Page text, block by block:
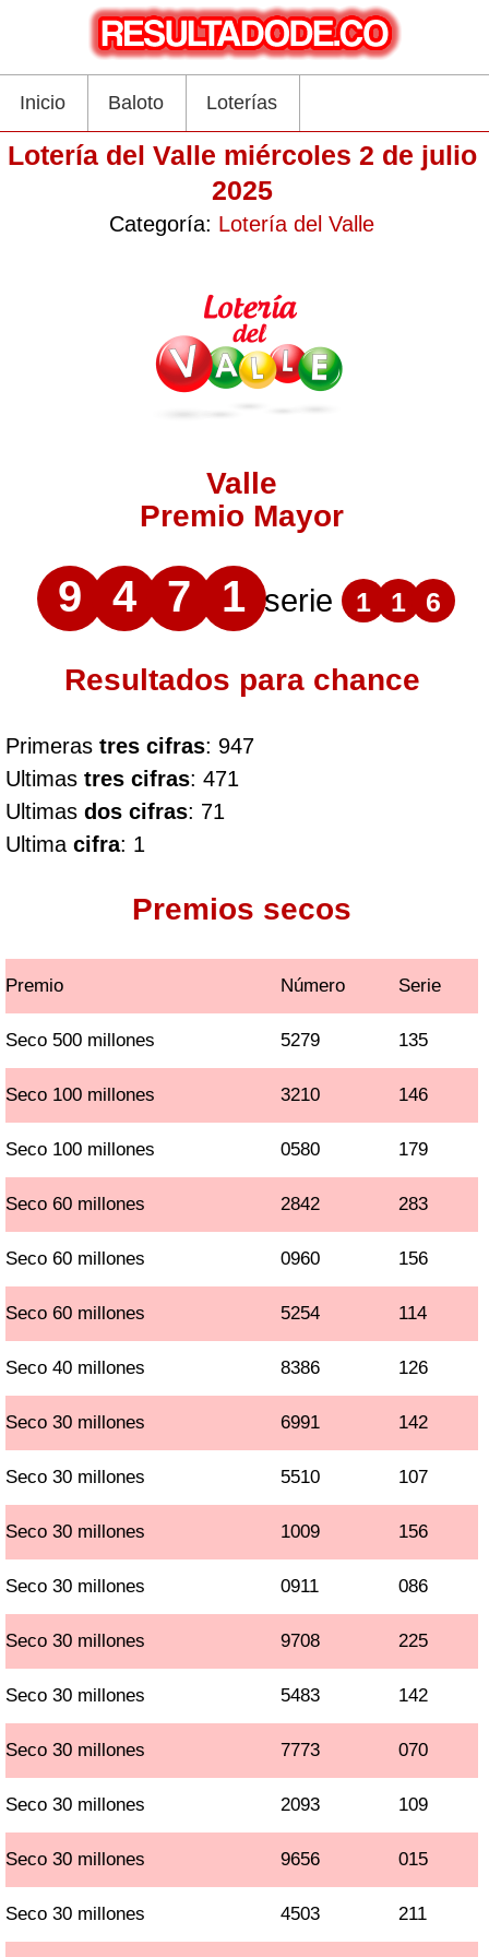
Inicio Baloto Loterías
Lotería del Valle miércoles 2 de julio
2025
Categoría: Lotería del Valle
Valle
Premio Mayor
9 4 7 1 serie 1 1 6
Resultados para chance
Primeras tres cifras: 947
Ultimas tres cifras: 471
Ultimas dos cifras: 71
Ultima cifra: 1
Premios secos
Premio Número Serie
Seco 500 millones 5279 135
Seco 100 millones 3210 146
Seco 100 millones 0580 179
Seco 60 millones 2842 283
Seco 60 millones 0960 156
Seco 60 millones 5254 114
Seco 40 millones 8386 126
Seco 30 millones 6991 142
Seco 30 millones 5510 107
Seco 30 millones 1009 156
Seco 30 millones 0911 086
Seco 30 millones 9708 225
Seco 30 millones 5483 142
Seco 30 millones 7773 070
Seco 30 millones 2093 109
Seco 30 millones 9656 015
Seco 30 millones 4503 211